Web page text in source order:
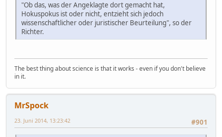
"Ob das, was der Angeklagte dort gemacht hat,
Hokuspokus ist oder nicht, entzieht sich jedoch
wissenschaftlicher oder juristischer Beurteilung", so der
Richter.
The best thing about science is that it works - even if you don't believe
in it.
MrSpock
#901
23. Juni 2014, 13:23:42